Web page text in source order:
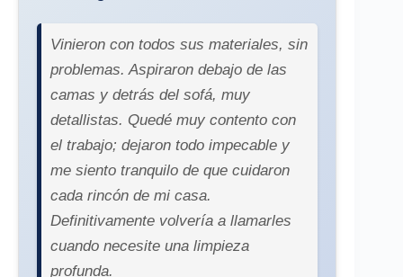
Vinieron con todos sus materiales, sin
problemas. Aspiraron debajo de las
camas y detrás del sofá, muy
detallistas. Quedé muy contento con
el trabajo; dejaron todo impecable y
me siento tranquilo de que cuidaron
cada rincón de mi casa.
Definitivamente volvería a llamarles
cuando necesite una limpieza
profunda.